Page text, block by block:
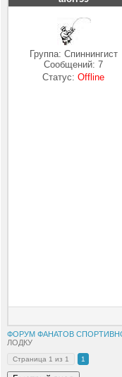
Группа: Спиннингист
Сообщений:7
Статус:Offline
ФОРУМ ФАНАТОВ
ЛОДКУ
Страница 1 из 1 1